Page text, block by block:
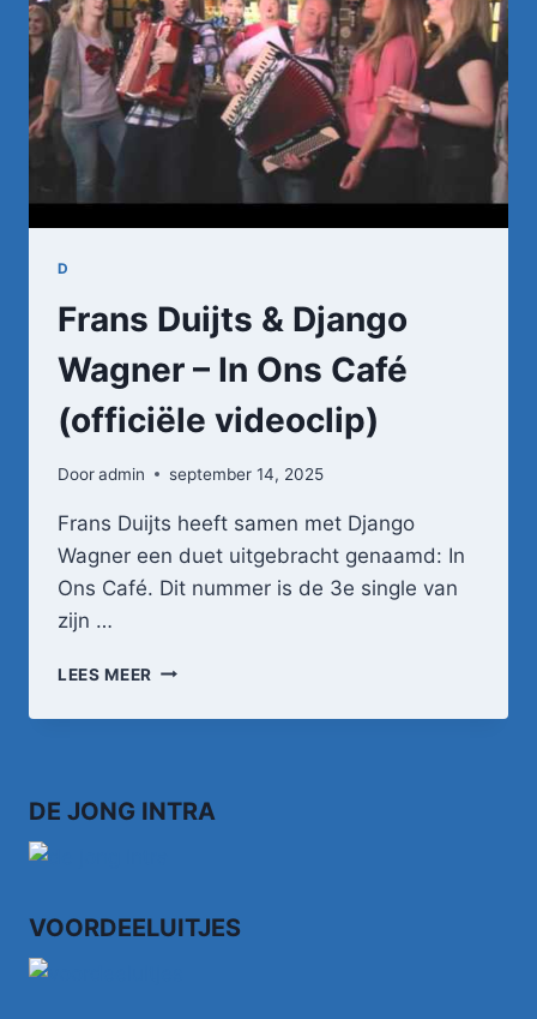
AL
GENOEG
GENOTEN
(OFFICIËLE
VIDEOCLIP)
D
Frans Duijts & Django
Wagner – In Ons Café
(officiële videoclip)
Dooradmin september 14, 2025
Frans Duijts heeft samen met Django
Wagner een duet uitgebracht genaamd: In
Ons Café. Dit nummer is de 3e single van
zijn …
LEES MEER FRANS
&
IN
VIDEOCLIP)
DE JONG INTRA
VOORDEELUITJES